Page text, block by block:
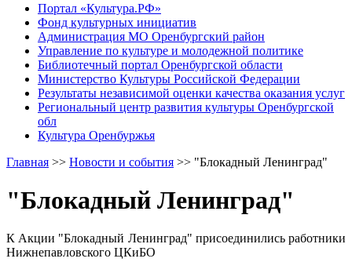
Портал «Культура.РФ»
Фонд культурных инициатив
Администрация МО Оренбургский район
Управление по культуре и молодежной политике
Библиотечный портал Оренбургской области
Министерство Культуры Российской Федерации
Результаты независимой оценки качества оказания услуг
Региональный центр развития культуры Оренбургской
обл
Культура Оренбуржья
Главная >> Новости и события >> "Блокадный Ленинград"
"Блокадный Ленинград"
К Акции "Блокадный Ленинград" присоединились работники
Нижнепавловского ЦКиБО